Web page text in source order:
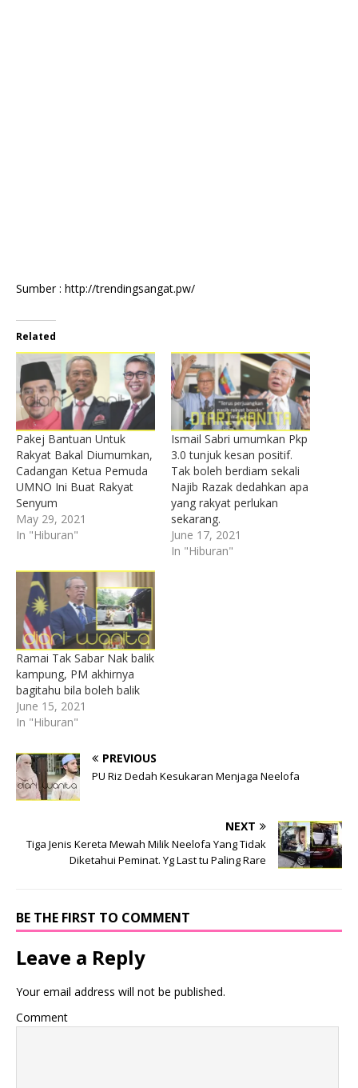
Sumber : http://trendingsangat.pw/
Related
Pakej Bantuan Untuk
Rakyat Bakal Diumumkan,
Cadangan Ketua Pemuda
UMNO Ini Buat Rakyat
Senyum
May 29, 2021
In "Hiburan"
Ismail Sabri umumkan Pkp
3.0 tunjuk kesan positif.
Tak boleh berdiam sekali
Najib Razak dedahkan apa
yang rakyat perlukan
sekarang.
June 17, 2021
In "Hiburan"
Ramai Tak Sabar Nak balik
kampung, PM akhirnya
bagitahu bila boleh balik
June 15, 2021
In "Hiburan"
PREVIOUS
PU Riz Dedah Kesukaran Menjaga Neelofa
NEXT
Tiga Jenis Kereta Mewah Milik Neelofa Yang Tidak
Diketahui Peminat. Yg Last tu Paling Rare
BE THE FIRST TO COMMENT
Leave a Reply
Your email address will not be published.
Comment